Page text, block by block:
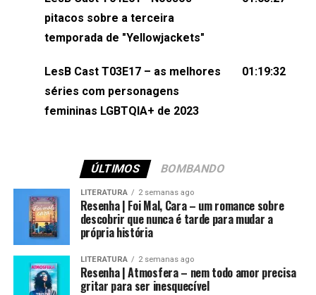
(⁠⁠⁠⁠@brunarfentanes⁠⁠⁠⁠) e Pollyelly FlorêncioEdição de
Naiady Machado
pitacos sobre a terceira
temporada de "Yellowjackets"
LesB Cast T03E17 – as melhores
séries com personagens
femininas LGBTQIA+ de 2023
01:19:32
ÚLTIMOS BOMBANDO
LITERATURA 2 semanas ago
Resenha | Foi Mal, Cara – um romance sobre
descobrir que nunca é tarde para mudar a
própria história
LITERATURA 2 semanas ago
Resenha | Atmosfera – nem todo amor precisa
gritar para ser inesquecível